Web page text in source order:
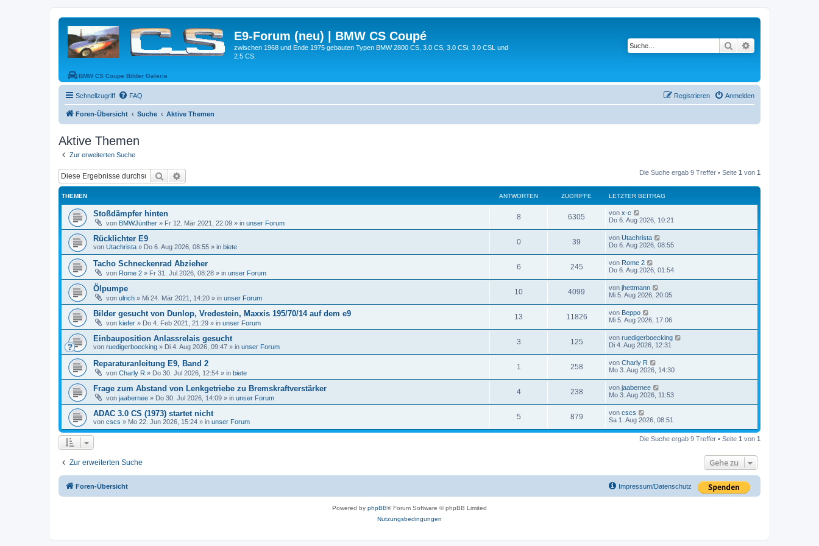
E9-Forum (neu) | BMW CS Coupé
zwischen 1968 und Ende 1975 gebauten Typen BMW 2800 CS, 3.0 CS, 3.0 CSi, 3.0 CSL und
2.5 CS.
BMW CS Coupe Bilder Galerie
Suche
Schnellzugriff FAQ Anmelden
Registrieren
Foren-Übersicht Suche Aktive Themen
Aktive Themen
Zur erweiterten Suche
Suche Die Suche ergab 9 Treffer • Seite 1 von 1
THEMEN ANTWORTEN ZUGRIFFE LETZTER BEITRAG
Stoßdämpfer hinten
von BMWJünther » Fr 12. Mär 2021, 22:09 » in unser Forum
8 6305 von x-c
Do 6. Aug 2026, 10:21
Rücklichter E9
von Utachrista » Do 6. Aug 2026, 08:55 » in biete
0 39 von Utachrista
Do 6. Aug 2026, 08:55
Tacho Schneckenrad Abzieher
von Rome 2 » Fr 31. Jul 2026, 08:28 » in unser Forum
6 245 von Rome 2
Do 6. Aug 2026, 01:54
Ölpumpe
von ulrich » Mi 24. Mär 2021, 14:20 » in unser Forum
10 4099 von jhettmann
Mi 5. Aug 2026, 20:05
Bilder gesucht von Dunlop, Vredestein, Maxxis 195/70/14 auf dem e9
von kiefer » Do 4. Feb 2021, 21:29 » in unser Forum
13 11826 von Beppo
Mi 5. Aug 2026, 17:06
Einbauposition Anlassrelais gesucht
von ruedigerboecking » Di 4. Aug 2026, 09:47 » in unser Forum
3 125 von ruedigerboecking
Di 4. Aug 2026, 12:31
Reparaturanleitung E9, Band 2
von Charly R » Do 30. Jul 2026, 12:54 » in biete
1 258 von Charly R
Mo 3. Aug 2026, 14:30
Frage zum Abstand von Lenkgetriebe zu Bremskraftverstärker
von jaabernee » Do 30. Jul 2026, 14:09 » in unser Forum
4 238 von jaabernee
Mo 3. Aug 2026, 11:53
ADAC 3.0 CS (1973) startet nicht
von cscs » Mo 22. Jun 2026, 15:24 » in unser Forum
5 879 von cscs
Sa 1. Aug 2026, 08:51
Die Suche ergab 9 Treffer • Seite 1 von 1
Zur erweiterten Suche Gehe zu
Foren-Übersicht Impressum/Datenschutz
Powered by phpBB® Forum Software © phpBB Limited
Nutzungsbedingungen